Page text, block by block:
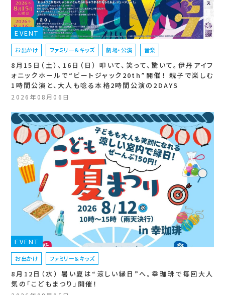
EVENT
お出かけ ファミリー＆キッズ 劇場・公演 音楽
8月15日（土）、16日（日） 叩いて、笑って、驚いて。伊丹アイフ
ォニックホールで“ビートジャック20th”開催！ 親子で楽しむ
1時間公演と、大人も唸る本格2時間公演の2DAYS
2026年08月06日
EVENT
お出かけ ファミリー＆キッズ
8月12日（水） 暑い夏は“涼しい縁日”へ。幸珈琲で毎回大人
気の「こどもまつり」開催！